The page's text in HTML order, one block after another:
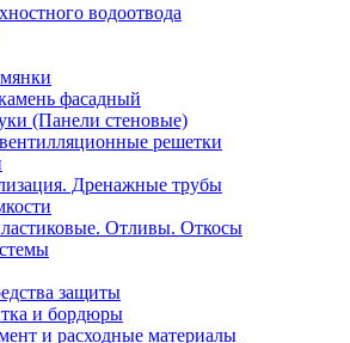
водоотвода
фасадный
(Панели стеновые)
решетки
Дренажные трубы
Отливы. Откосы
защиты
и бордюры
и расходные материалы